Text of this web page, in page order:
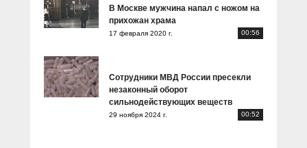
В Москве мужчина напал с ножом на
прихожан храма
17 февраля 2020 г. 00:56
Сотрудники МВД России пресекли
незаконный оборот
сильнодействующих веществ
29 ноября 2024 г. 00:52